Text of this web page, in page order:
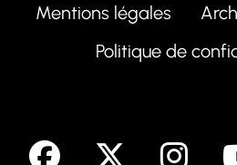
Mentions légales
Politique de
facebook